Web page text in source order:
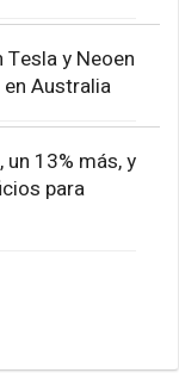
y Neoen
Australia
13% más, y
para